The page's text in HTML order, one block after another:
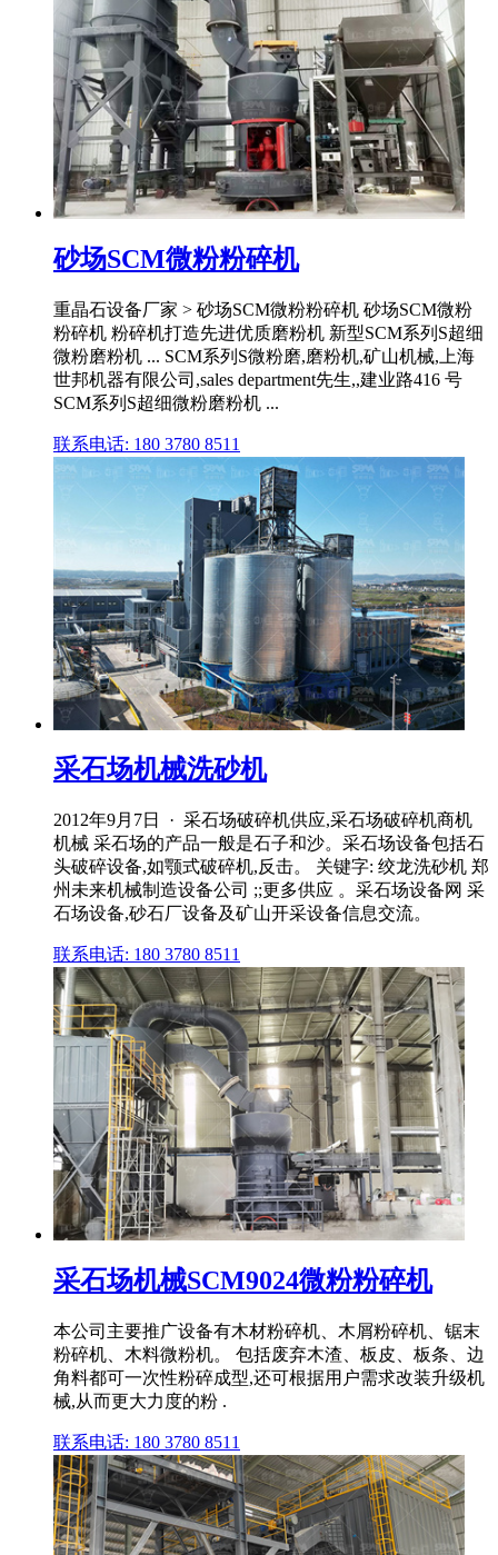
砂场SCM微粉粉碎机
重晶石设备厂家 > 砂场SCM微粉粉碎机 砂场SCM微粉
粉碎机 粉碎机打造先进优质磨粉机 新型SCM系列S超细
微粉磨粉机 ... SCM系列S微粉磨,磨粉机,矿山机械,上海
世邦机器有限公司,sales department先生,,建业路416 号
SCM系列S超细微粉磨粉机 ...
联系电话: 180 3780 8511
采石场机械洗砂机
2012年9月7日 · 采石场破碎机供应,采石场破碎机商机
机械 采石场的产品一般是石子和沙。采石场设备包括石
头破碎设备,如颚式破碎机,反击。 关键字: 绞龙洗砂机 郑
州未来机械制造设备公司 ;;更多供应 。采石场设备网 采
石场设备,砂石厂设备及矿山开采设备信息交流。
联系电话: 180 3780 8511
采石场机械SCM9024微粉粉碎机
本公司主要推广设备有木材粉碎机、木屑粉碎机、锯末
粉碎机、木料微粉机。 包括废弃木渣、板皮、板条、边
角料都可一次性粉碎成型,还可根据用户需求改装升级机
械,从而更大力度的粉 .
联系电话: 180 3780 8511